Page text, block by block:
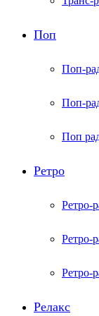
Поп
Поп-
Поп-
Поп
Ретро
Ретро-
Ретро-
Ретро-
Релакс